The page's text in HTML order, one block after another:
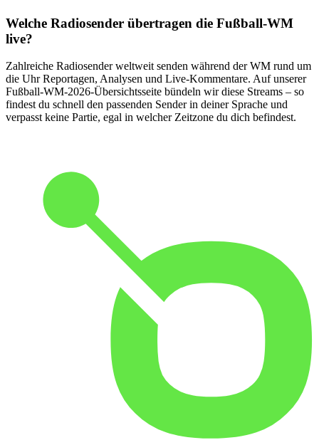
Welche Radiosender übertragen die Fußball-WM
live?
Zahlreiche Radiosender weltweit senden während der WM rund um
die Uhr Reportagen, Analysen und Live-Kommentare. Auf unserer
Fußball-WM-2026-Übersichtsseite bündeln wir diese Streams – so
findest du schnell den passenden Sender in deiner Sprache und
verpasst keine Partie, egal in welcher Zeitzone du dich befindest.